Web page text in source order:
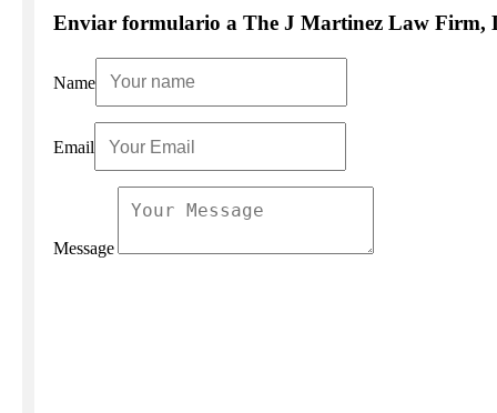
Enviar formulario a The J Martinez Law Firm,
Name
Email
Message